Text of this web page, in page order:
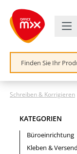
springen
Schreiben & Korrigieren
KATEGORIEN
Büroeinrichtung
Kleben &